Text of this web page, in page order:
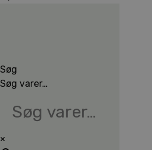
Søg
Søg varer…
×